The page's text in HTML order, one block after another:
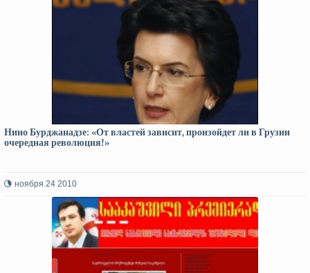
Нино Бурджанадзе: «От властей зависит, произойдет ли в Грузии
очередная революция!»
ноября 24 2010